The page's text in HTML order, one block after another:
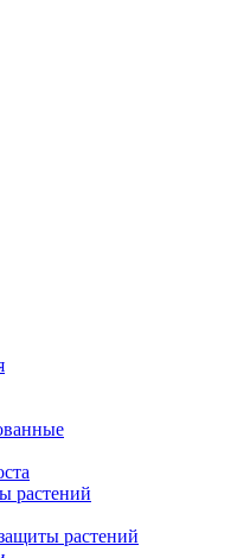
растений
растений